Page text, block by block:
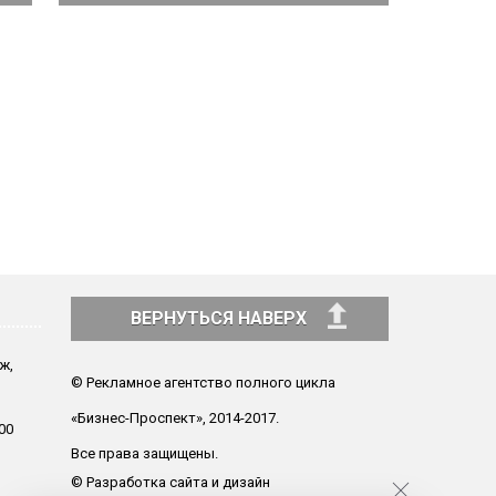
ВЕРНУТЬСЯ НАВЕРХ
© Рекламное агентство полного цикла
«Бизнес-Проспект», 2014-2017.
Все права защищены.
© Разработка сайта и дизайн